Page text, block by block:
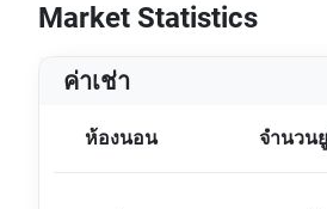
Market Statistics
ค่าเช่า
ห้องนอน จำนวน